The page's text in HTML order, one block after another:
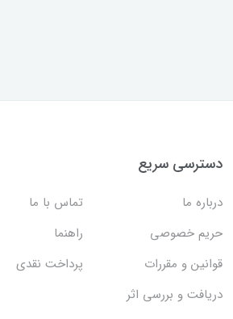
دسترسی سریع
درباره ما
تماس با ما
حریم خصوصی
راهنما
قوانین و مقررات
پرداخت نقدی
دریافت و بررسی اثر